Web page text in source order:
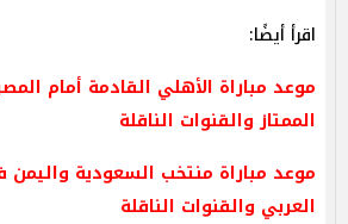
اقرأ أيضًا:
موعد مباراة الأهلي القادمة أمام
الممتاز والقنوات الناقلة
موعد مباراة منتخب السعودية
العربي والقنوات الناقلة